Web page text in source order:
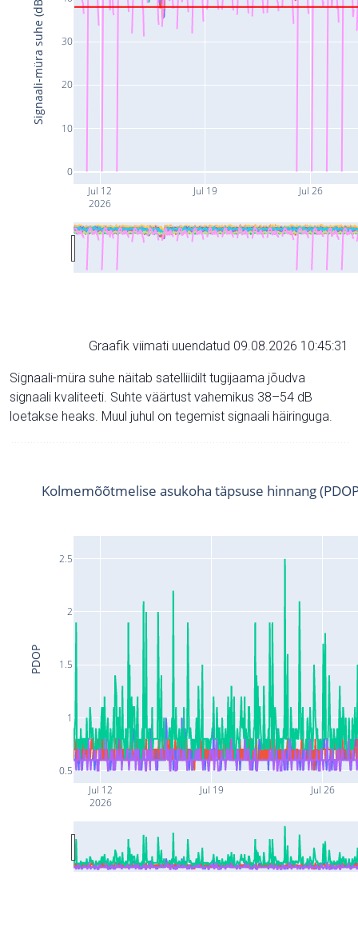
Jul 12
2026
Jul 19 Jul 26
0
10
20
30
Signaali-müra suhe (dB)
Graafik viimati uuendatud 09.08.2026 10:45:31
Signaali-müra suhe näitab satelliidilt tugijaama jõudva
signaali kvaliteeti. Suhte väärtust vahemikus 38–54 dB
loetakse heaks. Muul juhul on tegemist signaali häiringuga.
Jul 12
2026
Jul 19 Jul 26
0.5
1
1.5
2
2.5
Kolmemõõtmelise asukoha täpsuse hinnang
PDOP